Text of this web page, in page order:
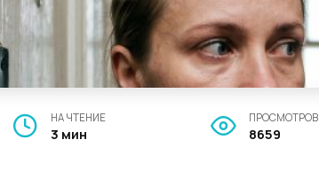
НА ЧТЕНИЕ
3 мин
ПРОСМОТРОВ
8659